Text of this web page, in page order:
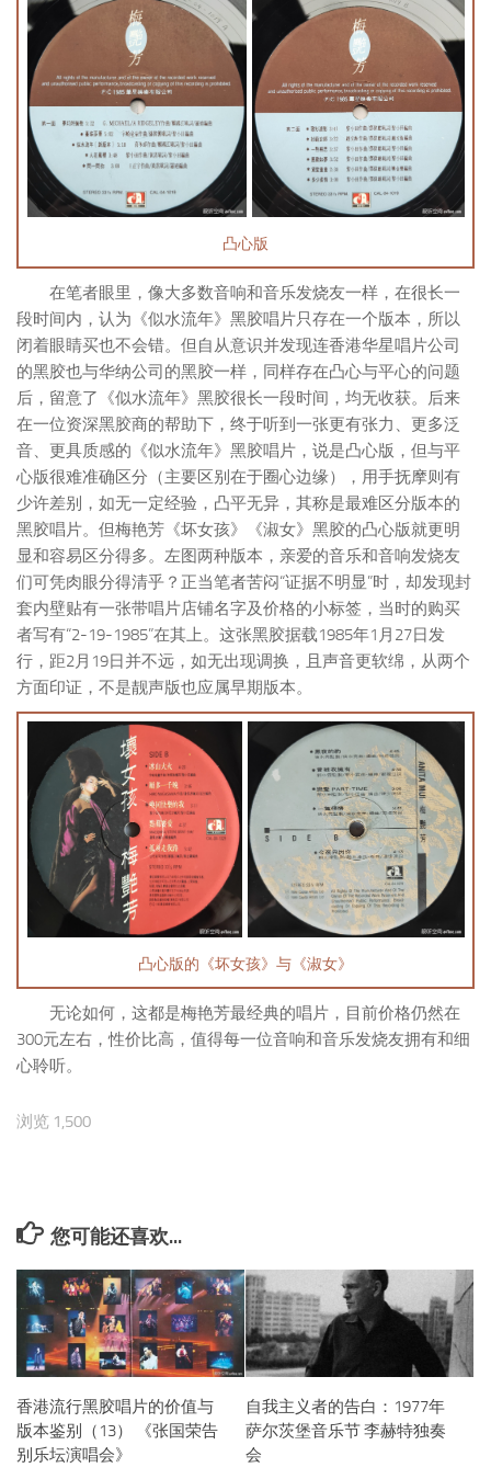
凸心版
在笔者眼里，像大多数音响和音乐发烧友一样，在很长一
段时间内，认为《似水流年》黑胶唱片只存在一个版本，所以
闭着眼睛买也不会错。但自从意识并发现连香港华星唱片公司
的黑胶也与华纳公司的黑胶一样，同样存在凸心与平心的问题
后，留意了《似水流年》黑胶很长一段时间，均无收获。后来
在一位资深黑胶商的帮助下，终于听到一张更有张力、更多泛
音、更具质感的《似水流年》黑胶唱片，说是凸心版，但与平
心版很难准确区分（主要区别在于圈心边缘），用手抚摩则有
少许差别，如无一定经验，凸平无异，其称是最难区分版本的
黑胶唱片。但梅艳芳《坏女孩》《淑女》黑胶的凸心版就更明
显和容易区分得多。左图两种版本，亲爱的音乐和音响发烧友
们可凭肉眼分得清乎？正当笔者苦闷“证据不明显”时，却发现封
套内壁贴有一张带唱片店铺名字及价格的小标签，当时的购买
者写有“2-19-1985”在其上。这张黑胶据载1985年1月27日发
行，距2月19日并不远，如无出现调换，且声音更软绵，从两个
方面印证，不是靓声版也应属早期版本。
凸心版的《坏女孩》与《淑女》
无论如何，这都是梅艳芳最经典的唱片，目前价格仍然在
300元左右，性价比高，值得每一位音响和音乐发烧友拥有和细
心聆听。
浏览 1,500
您可能还喜欢...
香港流行黑胶唱片的价值与
版本鉴别（13） 《张国荣告
别乐坛演唱会》
自我主义者的告白：1977年
萨尔茨堡音乐节 李赫特独奏
会